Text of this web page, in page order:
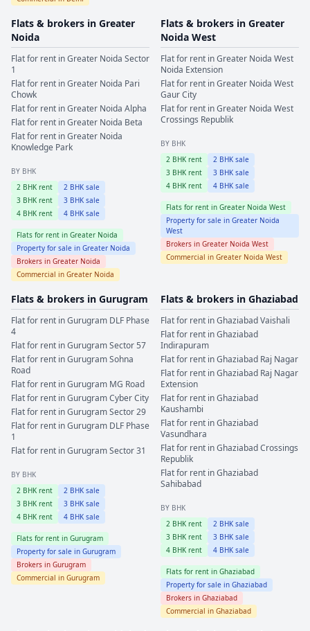
Flats & brokers in Greater
Noida
Flat for rent inGreater Noida Sector
1
Flat for rent inGreater Noida Pari
Chowk
Flat for rent inGreater Noida Alpha
Flat for rent inGreater Noida Beta
Flat for rent inGreater Noida
Knowledge Park
BY BHK
2 BHK rent 2 BHK sale
3 BHK rent 3 BHK sale
4 BHK rent 4 BHK sale
Flats for rent in Greater Noida
Property for sale in Greater Noida
Brokers in Greater Noida
Commercial in Greater Noida
Flats & brokers in Greater
Noida West
Flat for rent inGreater Noida West
Noida Extension
Flat for rent inGreater Noida West
Gaur City
Flat for rent inGreater Noida West
Crossings Republik
BY BHK
2 BHK rent 2 BHK sale
3 BHK rent 3 BHK sale
4 BHK rent 4 BHK sale
Flats for rent in Greater Noida West
Property for sale in Greater Noida
West
Brokers in Greater Noida West
Commercial in Greater Noida West
Flats & brokers in Gurugram
Flat for rent inGurugram DLF Phase
4
Flat for rent inGurugramSector 57
Flat for rent inGurugramSohna
Road
Flat for rent inGurugram MG Road
Flat for rent inGurugramCyber City
Flat for rent inGurugramSector 29
Flat for rent inGurugram DLF Phase
1
Flat for rent inGurugramSector 31
BY BHK
2 BHK rent 2 BHK sale
3 BHK rent 3 BHK sale
4 BHK rent 4 BHK sale
Flats for rent in Gurugram
Property for sale in Gurugram
Brokers in Gurugram
Commercial in Gurugram
Flats & brokers in Ghaziabad
Flat for rent inGhaziabadVaishali
Flat for rent inGhaziabad
Indirapuram
Flat for rent inGhaziabad Raj Nagar
Flat for rent inGhaziabad Raj Nagar
Extension
Flat for rent inGhaziabad
Kaushambi
Flat for rent inGhaziabad
Vasundhara
Flat for rent inGhaziabadCrossings
Republik
Flat for rent inGhaziabad
Sahibabad
BY BHK
2 BHK rent 2 BHK sale
3 BHK rent 3 BHK sale
4 BHK rent 4 BHK sale
Flats for rent in Ghaziabad
Property for sale in Ghaziabad
Brokers in Ghaziabad
Commercial in Ghaziabad